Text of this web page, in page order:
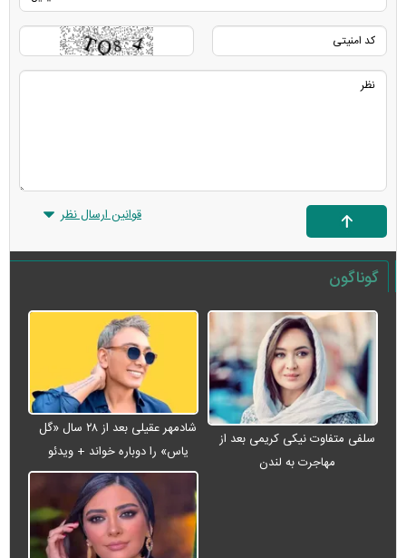
قوانین ارسال نظر
گوناگون
سلفی متفاوت نیکی کریمی بعد از
مهاجرت به لندن
شادمهر عقیلی بعد از ۲۸ سال «گل
یاس» را دوباره خواند + ویدئو